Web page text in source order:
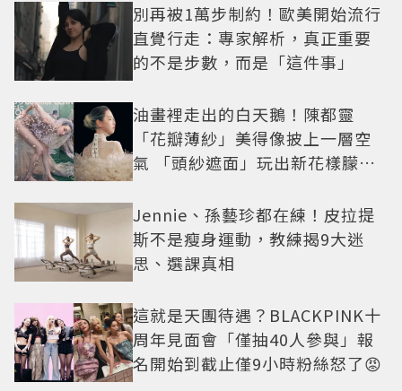
別再被1萬步制約！歐美開始流行
直覺行走：專家解析，真正重要
的不是步數，而是「這件事」
油畫裡走出的白天鵝！陳都靈
「花瓣薄紗」美得像披上一層空
氣 「頭紗遮面」玩出新花樣朦朧
Jennie、孫藝珍都在練！皮拉提
斯不是瘦身運動，教練揭9大迷
思、選課真相
這就是天團待遇？BLACKPINK十
周年見面會「僅抽40人參與」報
名開始到截止僅9小時粉絲怒了😡